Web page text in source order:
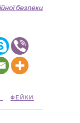
безпеки
ФЕЙКИ